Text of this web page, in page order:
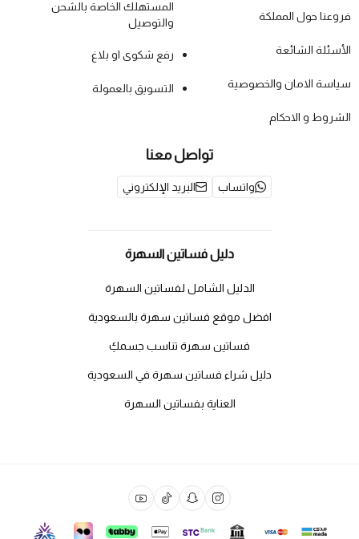
فروعنا حول المملكة
الأسئلة الشائعة
سياسة الامان والخصوصية
الشروط و الاحكام
المستهلك الخاصة بالشحن
والتوصيل
رفع شكوى او بلاغ
التسويق بالعمولة
تواصل معنا
واتساب البريد الإلكتروني
دليل فساتين السهرة
الدليل الشامل لفساتين السهرة
افضل موقع فساتين سهرة بالسعودية
فساتين سهرة تناسب جسمكِ
دليل شراء فساتين سهرة في السعودية
العناية بفساتين السهرة